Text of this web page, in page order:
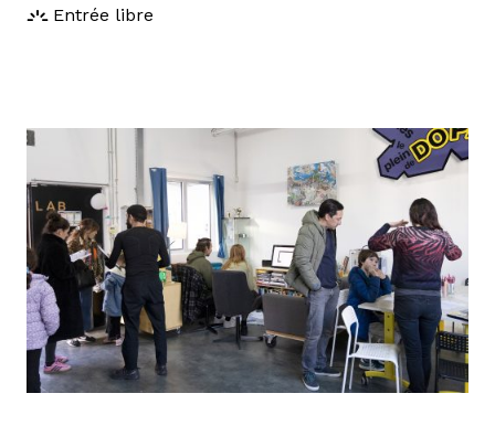
Entrée libre